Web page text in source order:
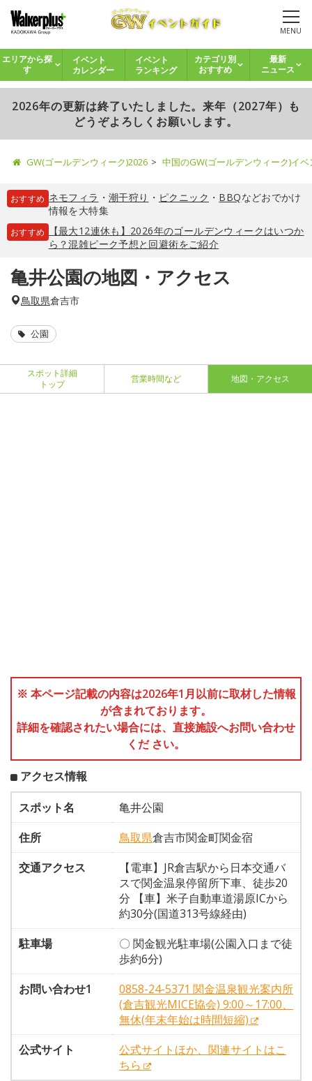
MENU
エリアから探
す
イベント
カレンダー
イベント
ランキング
カテゴリ別
おすすめ
最新
ニュース
2026年の更新は終了いたしました。来年（2027年）も
どうぞよろしくお願いします。
GW(ゴールデンウィーク)2026 中国のGW(ゴールデンウィーク)イ
おすすめ ネモフィラ ・ 潮干狩り ・ ピクニック ・ BBQなどおでかけ
情報を大特集
おすすめ
【最大12連休も】2026年のゴールデンウィークはいつか
ら？混雑ピーク予想と回避術をご紹介
亀井公園の地図・アクセス
鳥取県倉吉市
公園
スポット詳細
トップ
営業時間など 地図・アクセス
※ 本ページ記載の内容は2026年1月以前に取材した情報
が含まれております。
詳細を確認されたい場合には、直接施設へお問い合わせ
くだ さい。
アクセス情報
スポット名
亀井公園
住所
鳥取県倉吉市関金町関金宿
交通アクセス
【電車】JR倉吉駅から日本交通バ
スで関金温泉停留所下車、徒歩20
分 【車】米子自動車道湯原ICから
約30分(国道313号線経由)
駐車場
〇 関金観光駐車場(公園入口まで徒
歩約6分)
お問い合わせ1
0858-24-5371 関金温泉観光案内所
(倉吉観光MICE協会) 9:00～17:00、
無休(年末年始は時間短縮)
公式サイト
公式サイトほか、関連サイトはこ
ちら